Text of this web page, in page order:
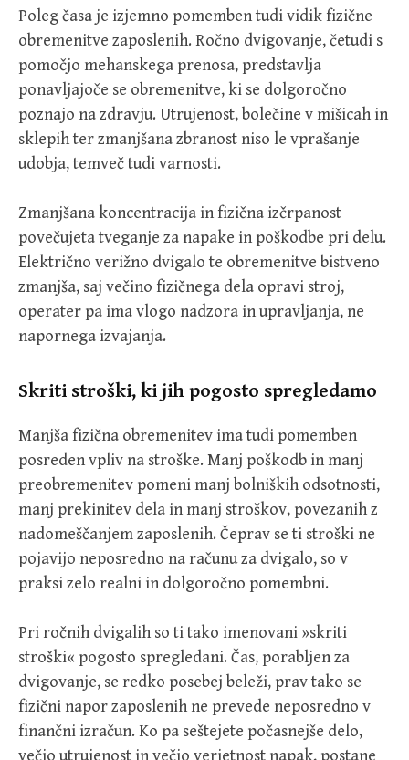
Poleg časa je izjemno pomemben tudi vidik fizične
obremenitve zaposlenih. Ročno dvigovanje, četudi s
pomočjo mehanskega prenosa, predstavlja
ponavljajoče se obremenitve, ki se dolgoročno
poznajo na zdravju. Utrujenost, bolečine v mišicah in
sklepih ter zmanjšana zbranost niso le vprašanje
udobja, temveč tudi varnosti.
Zmanjšana koncentracija in fizična izčrpanost
povečujeta tveganje za napake in poškodbe pri delu.
Električno verižno dvigalo te obremenitve bistveno
zmanjša, saj večino fizičnega dela opravi stroj,
operater pa ima vlogo nadzora in upravljanja, ne
napornega izvajanja.
Skriti stroški, ki jih pogosto spregledamo
Manjša fizična obremenitev ima tudi pomemben
posreden vpliv na stroške. Manj poškodb in manj
preobremenitev pomeni manj bolniških odsotnosti,
manj prekinitev dela in manj stroškov, povezanih z
nadomeščanjem zaposlenih. Čeprav se ti stroški ne
pojavijo neposredno na računu za dvigalo, so v
praksi zelo realni in dolgoročno pomembni.
Pri ročnih dvigalih so ti tako imenovani »skriti
stroški« pogosto spregledani. Čas, porabljen za
dvigovanje, se redko posebej beleži, prav tako se
fizični napor zaposlenih ne prevede neposredno v
finančni izračun. Ko pa seštejete počasnejše delo,
večjo utrujenost in večjo verjetnost napak, postane